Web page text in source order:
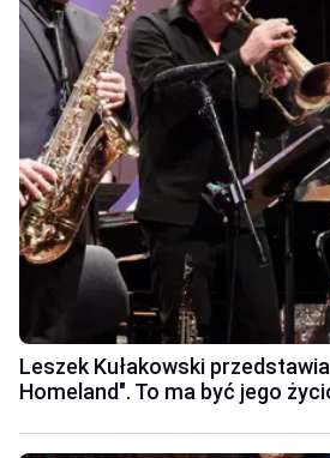
Leszek Kułakowski
Homeland". To ma być jego